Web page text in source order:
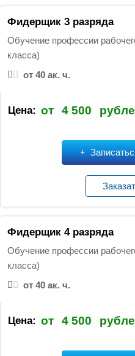
Фидерщик 3 разряда
Обучение профессии
класса)
от 40 ак. ч.
Цена: от 4 500
Фидерщик 4 разряда
Обучение профессии
класса)
от 40 ак. ч.
Цена: от 4 500